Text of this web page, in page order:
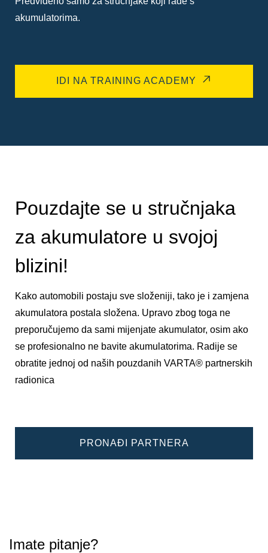
akumulatorima.
IDI NA TRAINING ACADEMY
Pouzdajte se u stručnjaka
za akumulatore u svojoj
blizini!
Kako automobili postaju sve složeniji, tako je i zamjena
akumulatora postala složena. Upravo zbog toga ne
preporučujemo da sami mijenjate akumulator, osim ako
se profesionalno ne bavite akumulatorima. Radije se
obratite jednoj od naših pouzdanih VARTA® partnerskih
radionica
PRONAĐI PARTNERA
Imate pitanje?